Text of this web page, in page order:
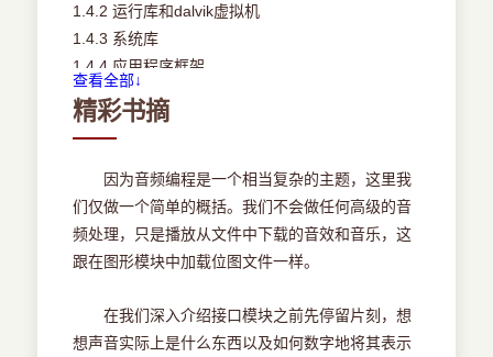
1.4.2 运行库和dalvik虚拟机
1.4.3 系统库
1.4.4 应用程序框架
1.5 软件开发工具包
1.6 开发人员社区
1.7.1 硬件
1.7.2 设备的范围
1.8 所有设备之间的兼容性
1.9 不同的手机游戏
1.9.2 随时上网
1.9.3 普通用户与游戏迷
查看全部↓
精彩书摘
因为音频编程是一个相当复杂的主题，这里我
们仅做一个简单的概括。我们不会做任何高级的音
频处理，只是播放从文件中下载的音效和音乐，这
跟在图形模块中加载位图文件一样。
在我们深入介绍接口模块之前先停留片刻，想
想声音实际上是什么东西以及如何数字地将其表示